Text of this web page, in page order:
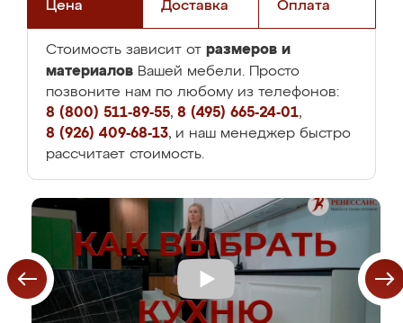
Цена Доставка Оплата
Стоимость зависит от размеров и
материалов Вашей мебели. Просто
позвоните нам по любому из телефонов:
8 (800) 511-89-55, 8 (495) 665-24-01,
8 (926) 409-68-13, и наш менеджер быстро
рассчитает стоимость.